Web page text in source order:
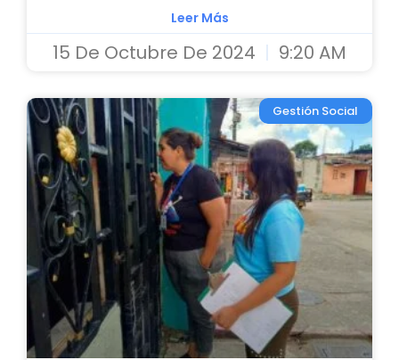
Leer Más
15 De Octubre De 2024 9:20 AM
Gestión Social